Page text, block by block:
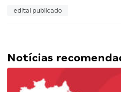
edital publicado
Notícias